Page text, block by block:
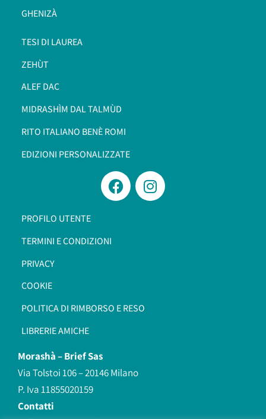
GHENIZÀ
TESI DI LAUREA
ZEHÙT
ALEF DAC
MIDRASHÌM DAL TALMÙD
RITO ITALIANO BENÈ ROMI​
EDIZIONI PERSONALIZZATE
PROFILO UTENTE
TERMINI E CONDIZIONI
PRIVACY
COOKIE
POLITICA DI RIMBORSO E RESO
LIBRERIE AMICHE
Morashà –Brief Sas
Via Tolstoi 106 – 20146 Milano
P. Iva 11855020159
Contatti